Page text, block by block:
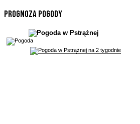
Prognoza pogody